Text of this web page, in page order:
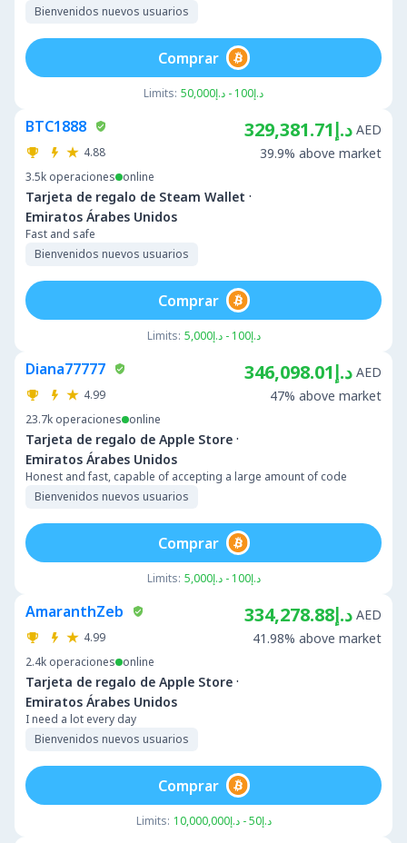
Bienvenidos nuevos usuarios
Limits: د.إ100 - د.إ50,000
Comprar
BTC1888
4.88
3.5k operaciones online
Tarjeta de regalo de Steam Wallet ·
Emiratos Árabes Unidos
Fast and safe
Bienvenidos nuevos usuarios
د.إ329,381.71 AED
39.9% above market
Limits: د.إ100 - د.إ5,000
Comprar
Diana77777
4.99
23.7k operaciones online
Tarjeta de regalo de Apple Store ·
Emiratos Árabes Unidos
Honest and fast, capable of accepting a large amount of code
Bienvenidos nuevos usuarios
د.إ346,098.01 AED
47% above market
Limits: د.إ100 - د.إ5,000
Comprar
AmaranthZeb
4.99
2.4k operaciones online
Tarjeta de regalo de Apple Store ·
Emiratos Árabes Unidos
I need a lot every day
Bienvenidos nuevos usuarios
د.إ334,278.88 AED
41.98% above market
Limits: د.إ50 - د.إ10,000,000
Comprar